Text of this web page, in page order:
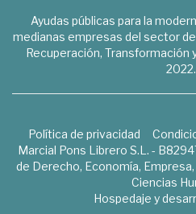
Ayudas públicas para la
medianas empresas del sector
Recuperación, Transformación
2022.
Política de privacidad
Marcial Pons Librero S.L. -
de Derecho, Economía,
Ciencias
Hospedaje y